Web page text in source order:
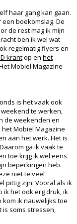
haar gang kan gaan.
boekomslag. De
de rest mag ik mijn
ben ik wel wat
regelmatig flyers en
krantop en het
Mobiel Magazine
is het vaak ook
te werken,
de weekenden en
Mobiel Magazine
aan het werk. Het is
ga ik vaak te
toe krijg ik wel eens
beperkingen heb.
niet te veel
pittig zijn. Vooral als ik
ik het ook erg druk, ik
ik nauwelijks toe
is soms stressen,